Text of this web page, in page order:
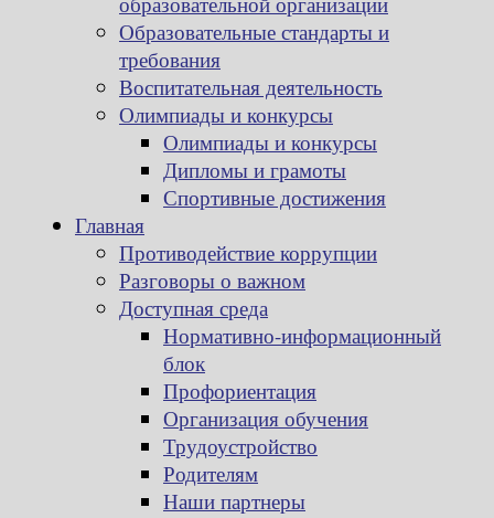
Образовательные стандарты и
требования
Воспитательная деятельность
Олимпиады и конкурсы
Олимпиады и конкурсы
Дипломы и грамоты
Спортивные достижения
Главная
Противодействие коррупции
Разговоры о важном
Доступная среда
Нормативно-информационный
блок
Профориентация
Организация обучения
Трудоустройство
Родителям
Наши партнеры